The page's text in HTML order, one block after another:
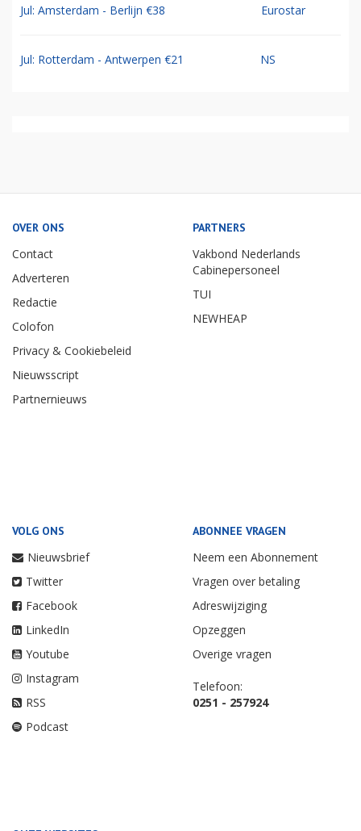
Jul: Amsterdam - Berlijn €38 Eurostar
Jul: Rotterdam - Antwerpen €21 NS
OVER ONS
Contact
Adverteren
Redactie
Colofon
Privacy & Cookiebeleid
Nieuwsscript
Partnernieuws
PARTNERS
Vakbond Nederlands
Cabinepersoneel
TUI
NEWHEAP
VOLG ONS
Nieuwsbrief
Twitter
Facebook
LinkedIn
Youtube
Instagram
RSS
Podcast
ABONNEE VRAGEN
Neem een Abonnement
Vragen over betaling
Adreswijziging
Opzeggen
Overige vragen
Telefoon:
0251 - 257924